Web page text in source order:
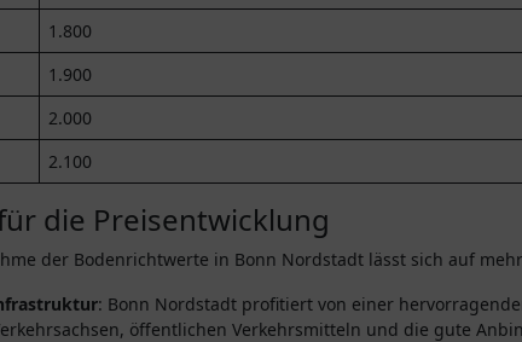
1.800
1.900
2.000
2.100
die Preisentwicklung
der Bodenrichtwerte in Bonn Nordstadt lässt sich auf
: Bonn Nordstadt profitiert von einer
öffentlichen Verkehrsmitteln und die gute